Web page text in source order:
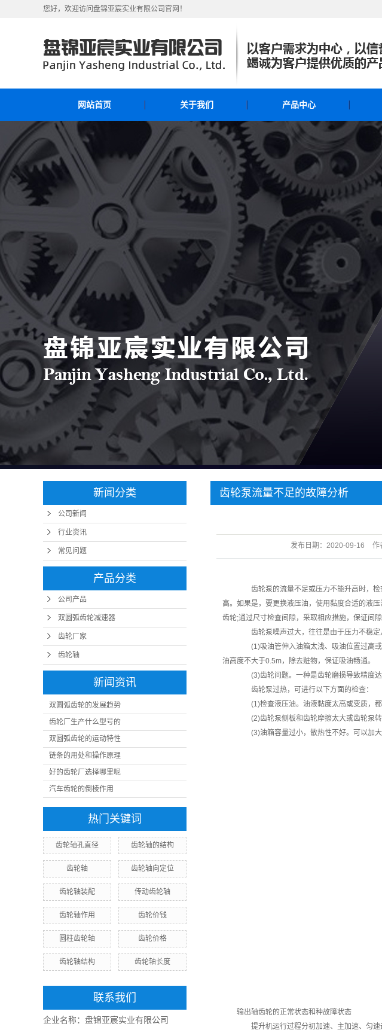
您好，欢迎访问盘锦亚宸实业有限公司官网！
网站首页 关于我们
公司简介
联系我们
公司业绩
产品中心
公司产品
双圆弧齿轮减速器
齿轮厂家
新闻分类
公司新闻
行业资讯
常见问题
产品分类
公司产品
双圆弧齿轮减速器
齿轮厂家
齿轮轴
新闻资讯
双圆弧齿轮的发展趋势
齿轮厂生产什么型号的
双圆弧齿轮的运动特性
链条的用处和操作原理
好的齿轮厂选择哪里呢
汽车齿轮的倒棱作用
热门关键词
齿轮轴孔直径 齿轮轴的结构
齿轮轴 齿轮轴向定位
齿轮轴装配 传动齿轮轴
齿轮轴作用 齿轮价钱
圆柱齿轮轴 齿轮价格
齿轮轴结构 齿轮轴长度
联系我们
企业名称：盘锦亚宸实业有限公司
齿轮泵流量不足的故障分析
发布日期： 2020-09-16 作
齿轮泵的流量不足或压力不能升高时，检
高。如果是，要更换液压油，使用黏度合适的液
齿轮;通过尺寸检查间隙，采取相应措施，保证间隙
齿轮泵噪声过大，往往是由于压力不稳定
(1)吸油管伸入油箱太浅、吸油位置过高或
油高度不大于0.5m，除去赃物，保证吸油畅通
(3)齿轮问题。一种是齿轮磨损导致精度达
齿轮泵过热，可进行以下方面的检查：
(1)检查液压油。油液黏度太高或变质，都
(2)齿轮泵侧板和齿轮摩擦太大或齿轮泵转
(3)油箱容量过小，散热性不好。可以加大
输出轴齿轮的正常状态和种故障状态
提升机运行过程分初加速、主加速、匀速